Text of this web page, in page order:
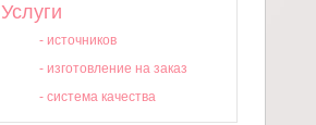
Услуги
- источников
- изготовление на заказ
- система качества